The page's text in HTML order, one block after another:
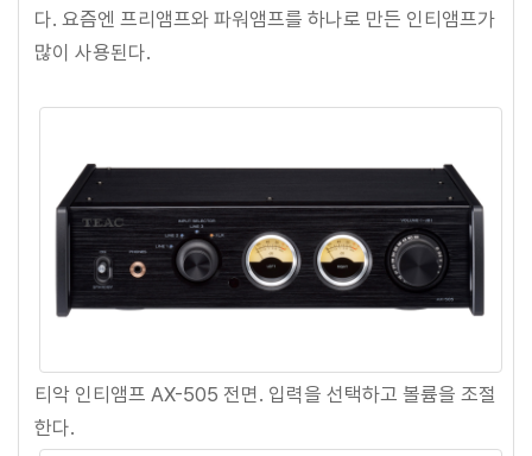
다. 요즘엔 프리앰프와 파워앰프를 하나로 만든 인티앰프가
많이 사용된다.
티악 인티앰프 AX-505 전면. 입력을 선택하고 볼륨을 조절
한다.